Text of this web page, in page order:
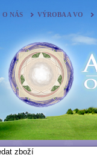
O NÁS VÝROBA A VO